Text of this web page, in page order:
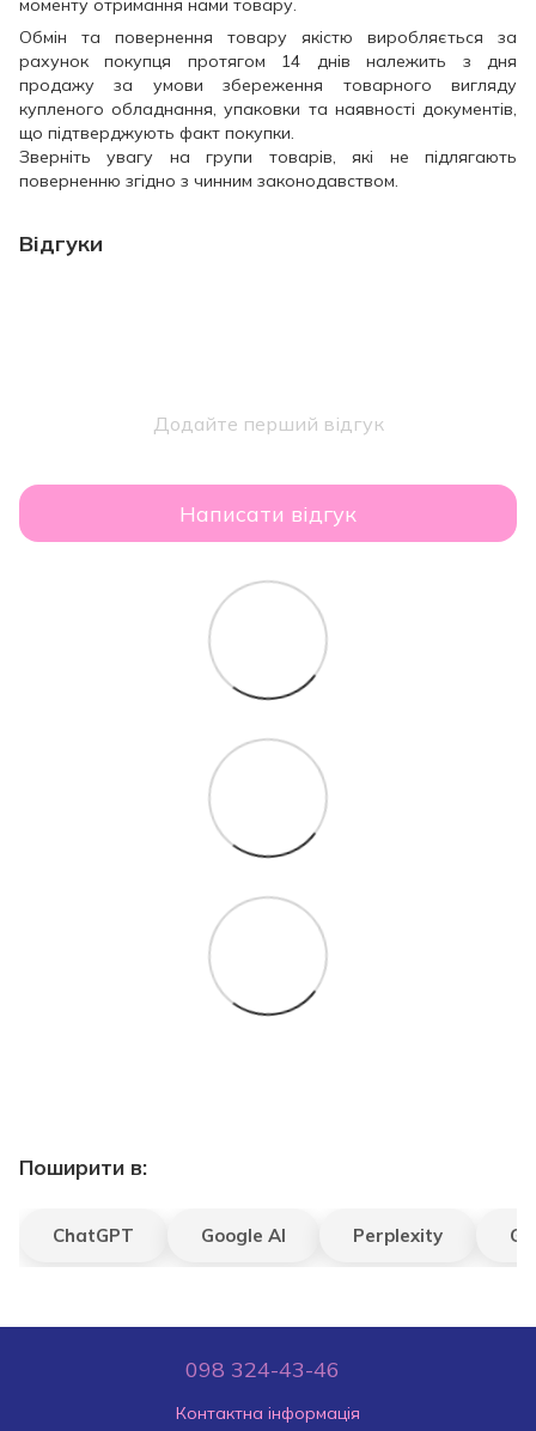
моменту отримання нами товару.
Обмін та повернення товару якістю виробляється за
рахунок покупця протягом 14 днів належить з дня
продажу за умови збереження товарного вигляду
купленого обладнання, упаковки та наявності документів,
що підтверджують факт покупки.
Зверніть увагу на групи товарів, які не підлягають
поверненню згідно з чинним законодавством.
Відгуки
Додайте перший відгук
Написати відгук
Поширити в:
ChatGPT Google AI Perplexity
098 324-43-46
Контактна інформація